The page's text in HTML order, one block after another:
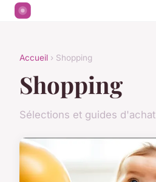
Accueil › Shopping
Shopping
Sélections et guides d'achat